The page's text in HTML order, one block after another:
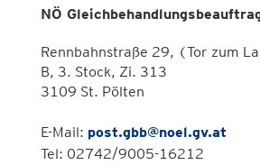
NÖ
Rennbahnstraße 29, (Tor zum
B, 3. Stock, Zi. 313
3109 St. Pölten
E-Mail: post.gbb@noel.gv.at
Tel: 02742/9005-16212